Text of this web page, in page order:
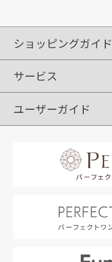
ショッピングガイド
ショッピングガイド
ご注文方法
送料・配送
クーポンご利用方法
サービス
定期購入
ポイントサービス
お知らせメール
ユーザーガイド